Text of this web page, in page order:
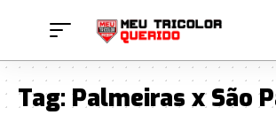
Tag: Palmeiras x São